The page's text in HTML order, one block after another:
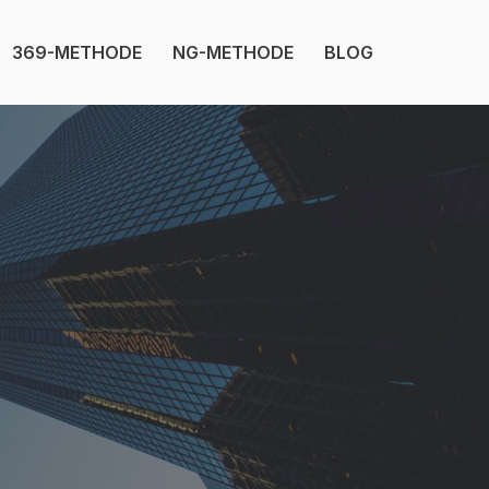
369-METHODE NG-METHODE BLOG